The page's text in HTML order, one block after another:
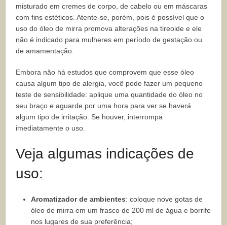
misturado em cremes de corpo, de cabelo ou em máscaras
com fins estéticos. Atente-se, porém, pois é possível que o
uso do óleo de mirra promova alterações na tireoide e ele
não é indicado para mulheres em período de gestação ou
de amamentação.
Embora não há estudos que comprovem que esse óleo
causa algum tipo de alergia, você pode fazer um pequeno
teste de sensibilidade: aplique uma quantidade do óleo no
seu braço e aguarde por uma hora para ver se haverá
algum tipo de irritação. Se houver, interrompa
imediatamente o uso.
Veja algumas indicações de
uso:
Aromatizador de ambientes: coloque nove gotas de
óleo de mirra em um frasco de 200 ml de água e borrife
nos lugares de sua preferência;